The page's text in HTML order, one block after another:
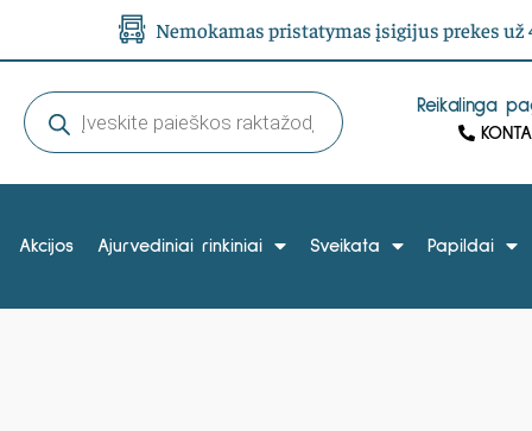
Nemokamas pristatymas įsigijus prekes už
Reikalinga
Akcijos Ajurvediniai rinkiniai Sveikata Papildai